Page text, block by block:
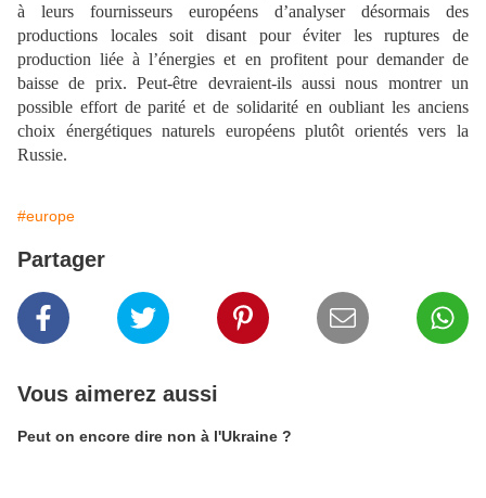
à leurs fournisseurs européens d’analyser désormais des
productions locales soit disant pour éviter les ruptures de
production liée à l’énergies et en profitent pour demander de
baisse de prix. Peut-être devraient-ils aussi nous montrer un
possible effort de parité et de solidarité en oubliant les anciens
choix énergétiques naturels européens plutôt orientés vers la
Russie.
#europe
Partager
Vous aimerez aussi
Peut on encore dire non à l'Ukraine ?